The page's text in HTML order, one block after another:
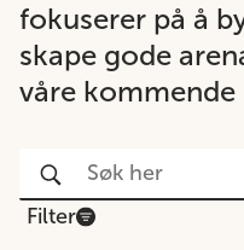
fokuserer på å
skape gode
våre kommende
Filter